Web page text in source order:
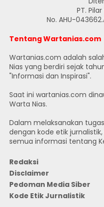
PT.
No. AHU-
Tentang Wartanias.com
Wartanias.com adalah
Nias yang berdiri sejak
"Informasi dan Inspirasi".
Saat ini wartanias.com
Warta Nias.
Dalam melaksanakan
dengan kode etik
semua informasi tentang
Redaksi
Disclaimer
Pedoman Media Siber
Kode Etik Jurnalistik